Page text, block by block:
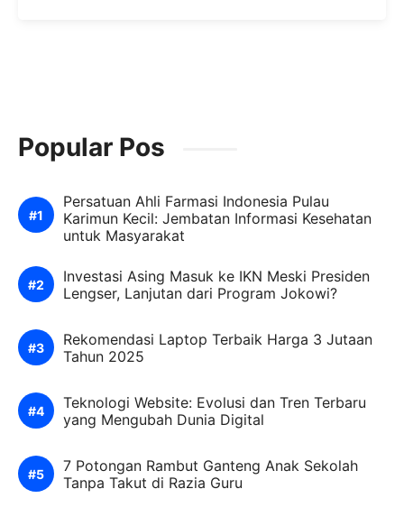
Popular Pos
Persatuan Ahli Farmasi Indonesia Pulau
Karimun Kecil: Jembatan Informasi Kesehatan
untuk Masyarakat
Investasi Asing Masuk ke IKN Meski Presiden
Lengser, Lanjutan dari Program Jokowi?
Rekomendasi Laptop Terbaik Harga 3 Jutaan
Tahun 2025
Teknologi Website: Evolusi dan Tren Terbaru
yang Mengubah Dunia Digital
7 Potongan Rambut Ganteng Anak Sekolah
Tanpa Takut di Razia Guru